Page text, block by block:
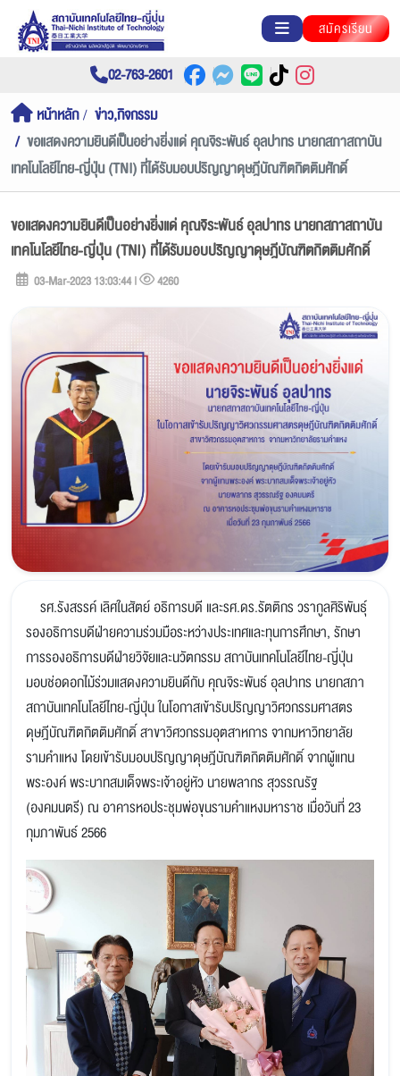
สมัครเรียน
02-763-2601
หน้าหลัก
ข่าว,กิจกรรม
ขอแสดงความยินดีเป็นอย่างยิ่งแด่ คุณจิระพันธ์ อุลปาทร นายกสภาสถาบัน
เทคโนโลยีไทย-ญี่ปุ่น (TNI) ที่ได้รับมอบปริญญาดุษฎีบัณฑิตกิตติมศักดิ์
ขอแสดงความยินดีเป็นอย่างยิ่งแด่ คุณจิระพันธ์ อุลปาทร นายกสภาสถาบัน
เทคโนโลยีไทย-ญี่ปุ่น (TNI) ที่ได้รับมอบปริญญาดุษฎีบัณฑิตกิตติมศักดิ์
03-Mar-2023 13:03:44 | 4260
รศ.รังสรรค์ เลิศในสัตย์ อธิการบดี และรศ.ดร.รัตติกร วรากูลศิริพันธุ์
รองอธิการบดีฝ่ายความร่วมมือระหว่างประเทศและทุนการศึกษา, รักษา
การรองอธิการบดีฝ่ายวิจัยและนวัตกรรม สถาบันเทคโนโลยีไทย-ญี่ปุ่น
มอบช่อดอกไม้ร่วมแสดงความยินดีกับ คุณจิระพันธ์ อุลปาทร นายกสภา
สถาบันเทคโนโลยีไทย-ญี่ปุ่น ในโอกาสเข้ารับปริญญาวิศวกรรมศาสตร
ดุษฎีบัณฑิตกิตติมศักดิ์ สาขาวิศวกรรมอุตสาหการ จากมหาวิทยาลัย
รามคำแหง โดยเข้ารับมอบปริญญาดุษฎีบัณฑิตกิตติมศักดิ์ จากผู้แทน
พระองค์ พระบาทสมเด็จพระเจ้าอยู่หัว นายพลากร สุวรรณรัฐ
(องคมนตรี) ณ อาคารหอประชุมพ่อขุนรามคำแหงมหาราช เมื่อวันที่ 23
กุมภาพันธ์ 2566